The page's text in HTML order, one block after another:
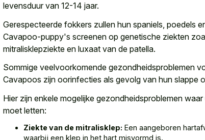
levensduur van 12-14 jaar.
Gerespecteerde fokkers zullen hun spaniels, poedels
Cavapoo-puppy's screenen op genetische ziekten
mitralisklepziekte en luxaat van de patella.
Sommige veelvoorkomende gezondheidsproblemen
Cavapoos zijn oorinfecties als gevolg van hun slappe
Hier zijn enkele mogelijke gezondheidsproblemen waar
moet letten:
Ziekte van de mitralisklep: Een aangeboren
waarbij een klep in het hart misvormd is.